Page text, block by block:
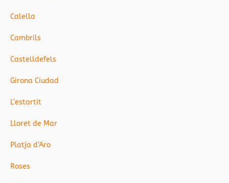
Calella
Cambrils
Castelldefels
Girona Ciudad
L’estartit
Lloret de Mar
Platja d’Aro
Roses